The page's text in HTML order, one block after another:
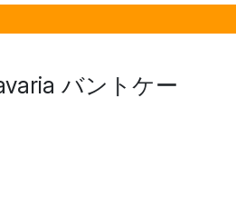
バントケー